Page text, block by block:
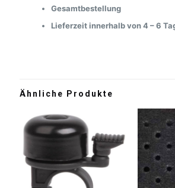
Gesamtbestellung
Lieferzeit innerhalb von 4 – 6
Ähnliche Produkte